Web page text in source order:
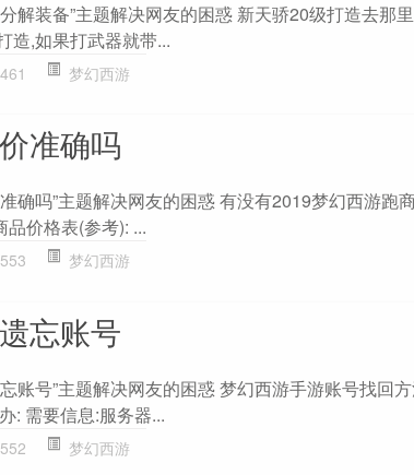
解装备”主题解决网友的困惑 新天骄20级打造去那
造,如果打武器就带...
461 梦幻西游
准确吗
确吗”主题解决网友的困惑 有没有2019梦幻西游跑
价格表(参考): ...
553 梦幻西游
忘账号
账号”主题解决网友的困惑 梦幻西游手游账号找回
: 需要信息:服务器...
552 梦幻西游